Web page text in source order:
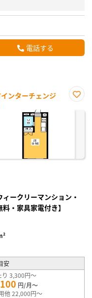
電話する
ンターチェンジ
に入
ークリーマンション・
・家具家電付き】
安
り 3,300円～
円/月～
他 22,000円～